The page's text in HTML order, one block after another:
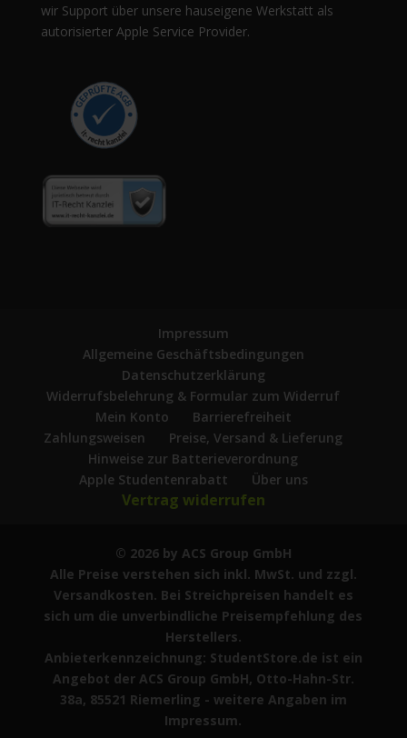
wir Support über unsere hauseigene Werkstatt als
autorisierter Apple Service Provider.
Impressum
Allgemeine Geschäftsbedingungen
Datenschutzerklärung
Widerrufsbelehrung & Formular zum Widerruf
Mein Konto
Barrierefreiheit
Zahlungsweisen
Preise, Versand & Lieferung
Hinweise zur Batterieverordnung
Apple Studentenrabatt
Über uns
Vertrag widerrufen
© 2026 by ACS Group GmbH
Alle Preise verstehen sich inkl. MwSt. und zzgl.
Versandkosten. Bei Streichpreisen handelt es
sich um die unverbindliche Preisempfehlung des
Herstellers.
Anbieterkennzeichnung: StudentStore.de ist ein
Angebot der ACS Group GmbH, Otto-Hahn-Str.
38a, 85521 Riemerling - weitere Angaben im
Impressum.